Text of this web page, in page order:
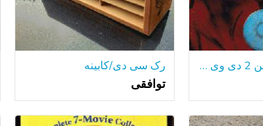
مرد آهن و مرد آهن 2 دی وی دی عریض رک سی دی/کابینه
توافقی